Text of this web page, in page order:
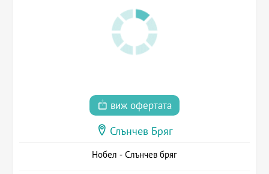
виж офертата
Слънчев Бряг
Нобел - Слънчев бряг